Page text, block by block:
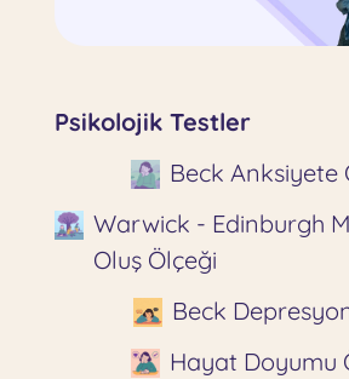
Psikolojik Testler
Beck Anksiyete
Warwick - Edinburgh
Oluş Ölçeği
Beck
Hayat Doyumu